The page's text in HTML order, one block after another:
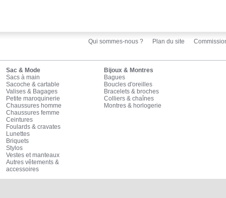
Qui sommes-nous ? Plan du site
Sac & Mode
Sacs à main
Sacoche & cartable
Valises & Bagages
Petite maroquinerie
Chaussures homme
Chaussures femme
Ceintures
Foulards & cravates
Lunettes
Briquets
Stylos
Vestes et manteaux
Autres vêtements &
accessoires
Bijoux & Montres
Bagues
Boucles d'oreilles
Bracelets & broches
Colliers & chaînes
Montres & horlogerie